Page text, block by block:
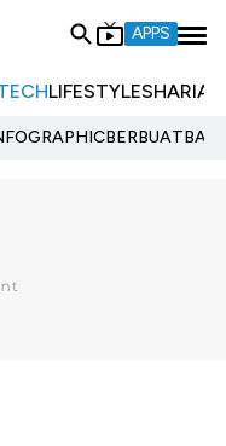
APPS
LIFESTYLESHARIA